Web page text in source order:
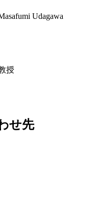
Udagawa
授
せ先